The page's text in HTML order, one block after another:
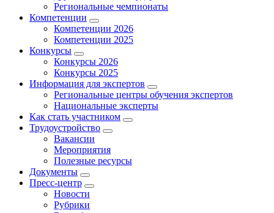
Региональные чемпионаты
Компетенции
Компетенции 2026
Компетенции 2025
Конкурсы
Конкурсы 2026
Конкурсы 2025
Информация для экспертов
Региональные центры обучения экспертов
Национальные эксперты
Как стать участником
Трудоустройство
Вакансии
Мероприятия
Полезные ресурсы
Документы
Пресс-центр
Новости
Рубрики